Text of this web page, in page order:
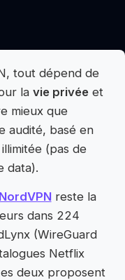
tout dépend de
la vie privéeet
mieux que
audité, basé en
(pas de
data).
NordVPNreste la
dans 224
(WireGuard
Netflix
deux proposent